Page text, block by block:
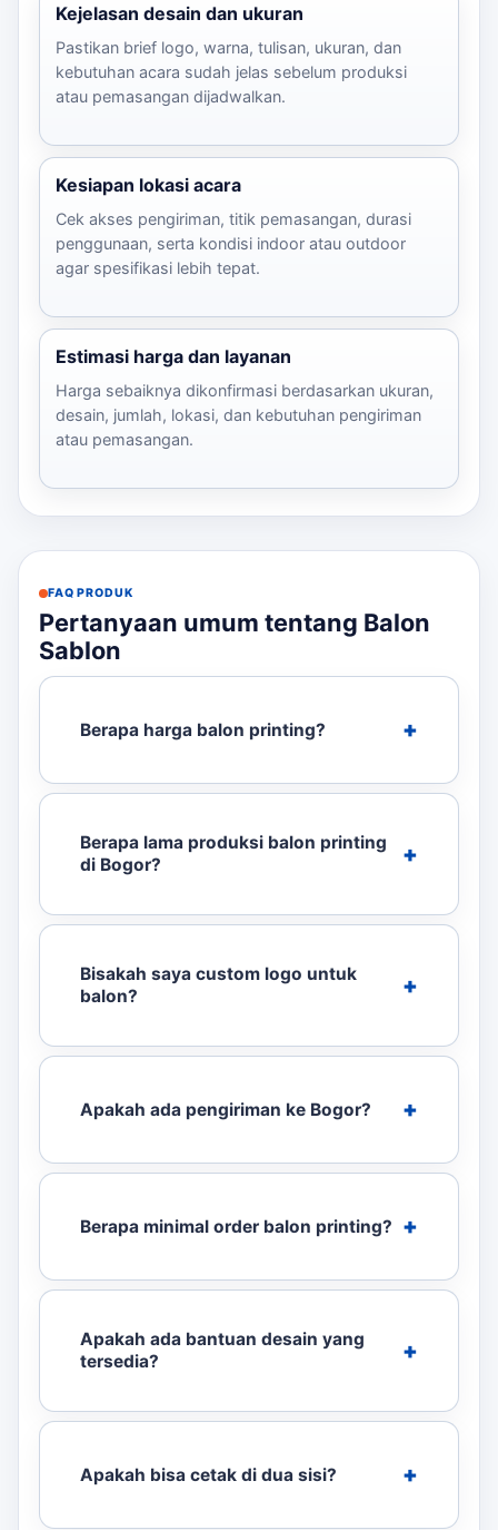
Kejelasan desain dan ukuran
Pastikan brief logo, warna, tulisan, ukuran, dan
kebutuhan acara sudah jelas sebelum produksi
atau pemasangan dijadwalkan.
Kesiapan lokasi acara
Cek akses pengiriman, titik pemasangan, durasi
penggunaan, serta kondisi indoor atau outdoor
agar spesifikasi lebih tepat.
Estimasi harga dan layanan
Harga sebaiknya dikonfirmasi berdasarkan ukuran,
desain, jumlah, lokasi, dan kebutuhan pengiriman
atau pemasangan.
FAQ PRODUK
Pertanyaan umum tentang Balon
Sablon
Berapa harga balon printing?
Berapa lama produksi balon printing
di Bogor?
Bisakah saya custom logo untuk
balon?
Apakah ada pengiriman ke Bogor?
Berapa minimal order balon printing?
Apakah ada bantuan desain yang
tersedia?
Apakah bisa cetak di dua sisi?